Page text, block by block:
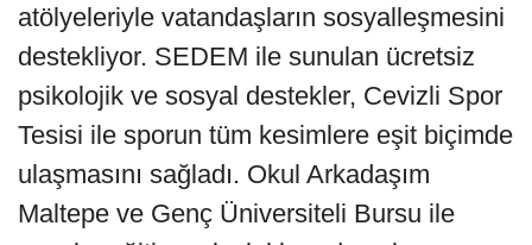
atölyeleriyle vatandaşların sosyalleşmesini
destekliyor. SEDEM ile sunulan ücretsiz
psikolojik ve sosyal destekler, Cevizli Spor
Tesisi ile sporun tüm kesimlere eşit biçimde
ulaşmasını sağladı. Okul Arkadaşım
Maltepe ve Genç Üniversiteli Bursu ile